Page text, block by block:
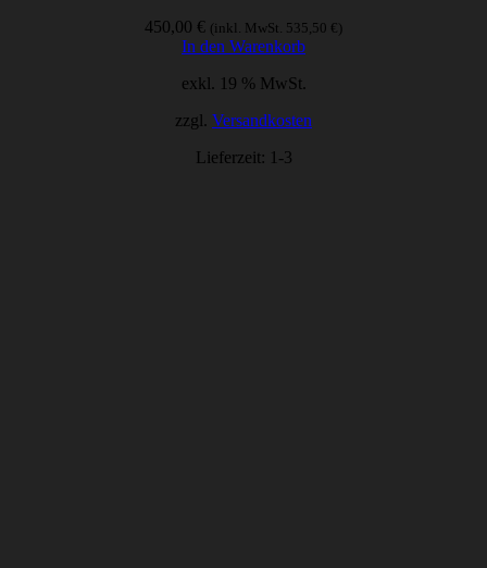
450,00 € (inkl. MwSt. 535,50 € )
In den Warenkorb
exkl. 19 % MwSt.
zzgl. Versandkosten
Lieferzeit: 1-3